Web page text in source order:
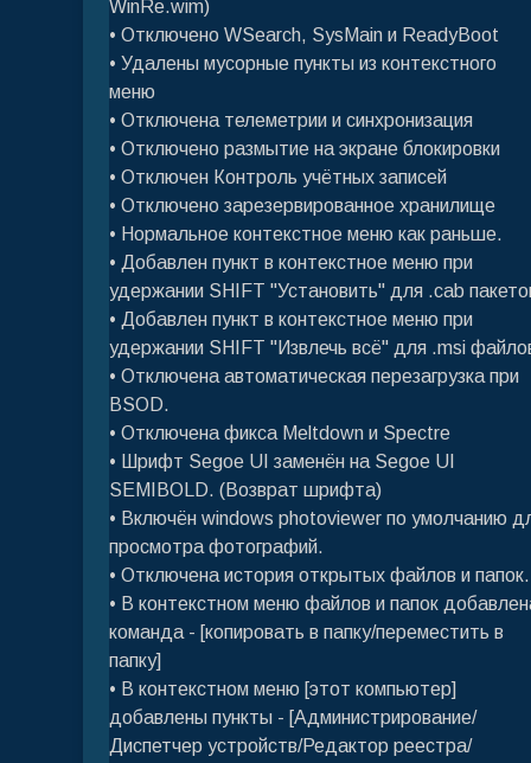
WinRe.wim)
• Отключено WSearch, SysMain и ReadyBoot
• Удалены мусорные пункты из контекстного
меню
• Отключена телеметрии и синхронизация
• Отключено размытие на экране блокировки
• Отключен Контроль учётных записей
• Отключено зарезервированное хранилище
• Нормальное контекстное меню как раньше.
• Добавлен пункт в контекстное меню при
удержании SHIFT "Установить" для .cab
• Добавлен пункт в контекстное меню при
удержании SHIFT "Извлечь всё" для .msi
• Отключена автоматическая перезагрузка при
BSOD.
• Отключена фикса Meltdown и Spectre
• Шрифт Segoe UI заменён на Segoe UI
SEMIBOLD. (Возврат шрифта)
• Включён windows photoviewer по умолчанию
просмотра фотографий.
• Отключена история открытых файлов и папок.
• В контекстном меню файлов и папок
команда - [копировать в папку/переместить в
папку]
• В контекстном меню [этот компьютер]
добавлены пункты - [Администрирование/
Диспетчер устройств/Редактор реестра/